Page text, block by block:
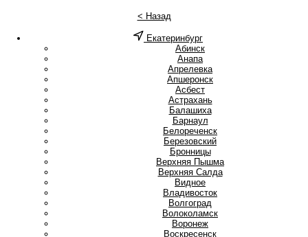
< Назад
Екатеринбург
Абинск
Анапа
Апрелевка
Апшеронск
Асбест
Астрахань
Балашиха
Барнаул
Белореченск
Березовский
Бронницы
Верхняя Пышма
Верхняя Салда
Видное
Владивосток
Волгоград
Волоколамск
Воронеж
Воскресенск